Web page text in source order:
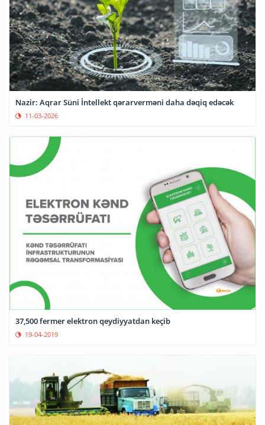
Nazir: Aqrar Süni İntellekt qərarverməni daha dəqiq edəcək
11-03-2026
37,500 fermer elektron qeydiyyatdan keçib
19-04-2019